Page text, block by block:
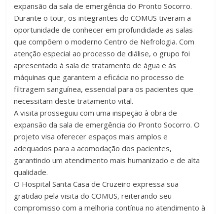
expansão da sala de emergência do Pronto Socorro.
Durante o tour, os integrantes do COMUS tiveram a
oportunidade de conhecer em profundidade as salas
que compõem o moderno Centro de Nefrologia. Com
atenção especial ao processo de diálise, o grupo foi
apresentado à sala de tratamento de água e às
máquinas que garantem a eficácia no processo de
filtragem sanguínea, essencial para os pacientes que
necessitam deste tratamento vital.
A visita prosseguiu com uma inspeção à obra de
expansão da sala de emergência do Pronto Socorro. O
projeto visa oferecer espaços mais amplos e
adequados para a acomodação dos pacientes,
garantindo um atendimento mais humanizado e de alta
qualidade.
O Hospital Santa Casa de Cruzeiro expressa sua
gratidão pela visita do COMUS, reiterando seu
compromisso com a melhoria contínua no atendimento à